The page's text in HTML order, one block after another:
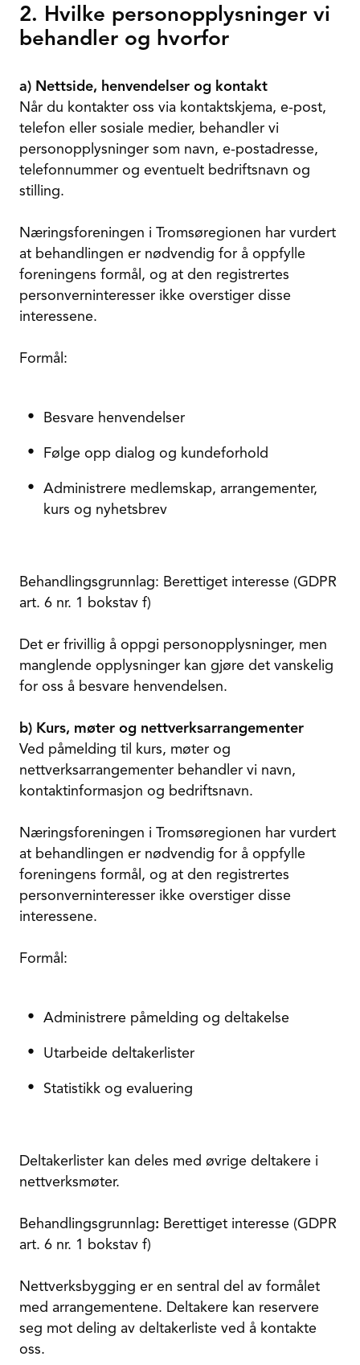
2. Hvilke personopplysninger vi
behandler og hvorfor
a) Nettside, henvendelser og kontakt
Når du kontakter oss via kontaktskjema, e-post,
telefon eller sosiale medier, behandler vi
personopplysninger som navn, e-postadresse,
telefonnummer og eventuelt bedriftsnavn og
stilling.
Næringsforeningen i Tromsøregionen har vurdert
at behandlingen er nødvendig for å oppfylle
foreningens formål, og at den registrertes
personverninteresser ikke overstiger disse
interessene.
Formål:
Besvare henvendelser
Følge opp dialog og kundeforhold
Administrere medlemskap, arrangementer,
kurs og nyhetsbrev
Behandlingsgrunnlag: Berettiget interesse (GDPR
art. 6 nr. 1 bokstav f)
Det er frivillig å oppgi personopplysninger, men
manglende opplysninger kan gjøre det vanskelig
for oss å besvare henvendelsen.
b) Kurs, møter og nettverksarrangementer
Ved påmelding til kurs, møter og
nettverksarrangementer behandler vi navn,
kontaktinformasjon og bedriftsnavn.
Næringsforeningen i Tromsøregionen har vurdert
at behandlingen er nødvendig for å oppfylle
foreningens formål, og at den registrertes
personverninteresser ikke overstiger disse
interessene.
Formål:
Administrere påmelding og deltakelse
Utarbeide deltakerlister
Statistikk og evaluering
Deltakerlister kan deles med øvrige deltakere i
nettverksmøter.
Behandlingsgrunnlag: Berettiget interesse (GDPR
art. 6 nr. 1 bokstav f)
Nettverksbygging er en sentral del av formålet
med arrangementene. Deltakere kan reservere
seg mot deling av deltakerliste ved å kontakte
oss.